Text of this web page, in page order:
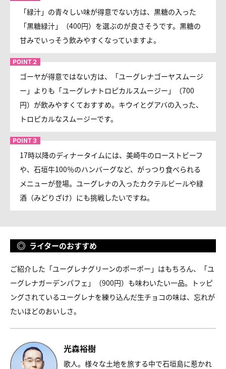
「緑汁」の青々しい味が得意でない方は、黒糖の入った
「黒糖緑汁」（400円）を選ぶのが良さそうです。黒糖の
甘みでいっそう飲みやすくなっていますよ。
ゴーヤが得意ではない方は、「ユーグレナゴーヤスムージ
ー」よりも「ユーグレナトロピカルスムージー」（700
円）が飲みやすくておすすめ。キウイとグアバの入った、
トロピカルなスムージーです。
17時以降のディナータイムには、美崎牛のローストビーフ
や、石垣牛100％のハンバーグなど、がっつり食べられる
メニューが登場。ユーグレナの入ったカクテルビールや緑
酒（みどりざけ）にも挑戦したいですね。
ライターのおすすめ
ご紹介した「ユーグレナグリーンのポーポー」はもちろん、「ユ
ーグレナガーデンパフェ」（900円）も味わいたい一品。トッピ
ングされているユーグレナを練り込んだ生チョコの味は、忘れが
たいほどのおいしさ。
光森裕樹
歌人。様々な土地を旅する中で石垣島に惹かれ